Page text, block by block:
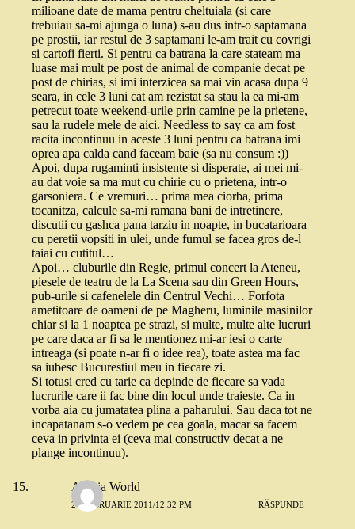
milioane date de mama pentru cheltuiala (si care
trebuiau sa-mi ajunga o luna) s-au dus intr-o saptamana
pe prostii, iar restul de 3 saptamani le-am trait cu covrigi
si cartofi fierti. Si pentru ca batrana la care stateam ma
luase mai mult pe post de animal de companie decat pe
post de chirias, si imi interzicea sa mai vin acasa dupa 9
seara, in cele 3 luni cat am rezistat sa stau la ea mi-am
petrecut toate weekend-urile prin camine pe la prietene,
sau la rudele mele de aici. Needless to say ca am fost
racita incontinuu in aceste 3 luni pentru ca batrana imi
oprea apa calda cand faceam baie (sa nu consum :))
Apoi, dupa rugaminti insistente si disperate, ai mei mi-
au dat voie sa ma mut cu chirie cu o prietena, intr-o
garsoniera. Ce vremuri… prima mea ciorba, prima
tocanitza, calcule sa-mi ramana bani de intretinere,
discutii cu gashca pana tarziu in noapte, in bucatarioara
cu peretii vopsiti in ulei, unde fumul se facea gros de-l
taiai cu cutitul…
Apoi… cluburile din Regie, primul concert la Ateneu,
piesele de teatru de la La Scena sau din Green Hours,
pub-urile si cafenelele din Centrul Vechi… Forfota
ametitoare de oameni de pe Magheru, luminile masinilor
chiar si la 1 noaptea pe strazi, si multe, multe alte lucruri
pe care daca ar fi sa le mentionez mi-ar iesi o carte
intreaga (si poate n-ar fi o idee rea), toate astea ma fac
sa iubesc Bucurestiul meu in fiecare zi.
Si totusi cred cu tarie ca depinde de fiecare sa vada
lucrurile care ii fac bine din locul unde traieste. Ca in
vorba aia cu jumatatea plina a paharului. Sau daca tot ne
incapatanam s-o vedem pe cea goala, macar sa facem
ceva in privinta ei (ceva mai constructiv decat a ne
plange incontinuu).
Andria World
27 FEBRUARIE 2011/12:32 PM RĂSPUNDE